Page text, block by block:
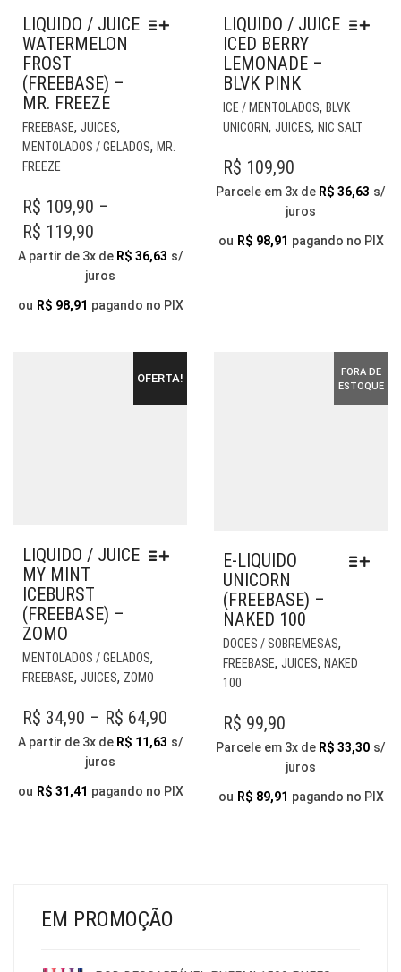
LIQUIDO / JUICE
WATERMELON
FROST
(FREEBASE) –
MR. FREEZE
FREEBASE, JUICES,
MENTOLADOS / GELADOS, MR.
FREEZE
VARIANTES.
OPÇÕES
PODEM
ESCOLHIDAS
DO
PRODUTO
R$ 109,90 –
R$ 119,90
RANGE:
R$ 109,90
THROUGH
A partir de 3x de R$ 36,63 s/
juros
ou R$ 98,91 pagando no PIX
LIQUIDO / JUICE
ICED BERRY
LEMONADE –
BLVK PINK
ICE / MENTOLADOS, BLVK
UNICORN, JUICES, NIC SALT
AS
R$ 109,90
Parcele em 3x de R$ 36,63 s/
juros
ou R$ 98,91 pagando no PIX
OFERTA!
LIQUIDO / JUICE
MY MINT
ICEBURST
(FREEBASE) –
ZOMO
MENTOLADOS / GELADOS,
FREEBASE, JUICES, ZOMO
PRODUTO
VARIANTES.
AS
PODEM
R$ 34,90 – R$ 64,90
RANGE:
THROUGH
A partir de 3x de R$ 11,63 s/
juros
ou R$ 31,41 pagando no PIX
FORA DE
ESTOQUE
E-LIQUIDO
UNICORN
(FREEBASE) –
NAKED 100
DOCES / SOBREMESAS,
FREEBASE, JUICES, NAKED
100
SER
R$ 99,90
Parcele em 3x de R$ 33,30 s/
juros
ou R$ 89,91 pagando no PIX
EM PROMOÇÃO